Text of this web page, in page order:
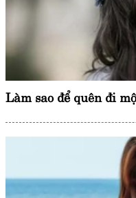
Làm sao để quên đi